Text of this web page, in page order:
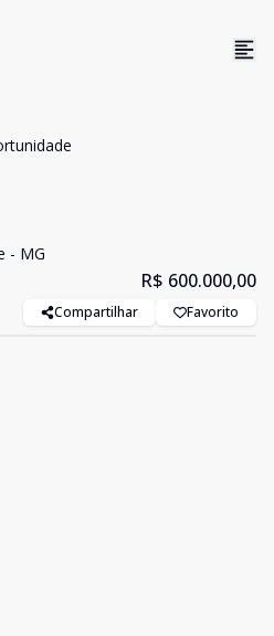
- MG
R$ 600.000,00
Compartilhar Favorito